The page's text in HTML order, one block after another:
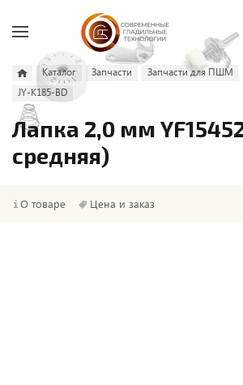
Каталог Запчасти Запчасти для ПШМ
JY-K185-BD
Лапка 2,0 мм
средняя)
О товаре Цена и заказ